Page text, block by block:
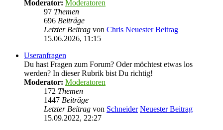
Moderator: Moderatoren
97 Themen
696 Beiträge
Letzter Beitrag von Chris Neuester Beitrag
15.06.2026, 11:15
Useranfragen
Du hast Fragen zum Forum? Oder möchtest etwas los
werden? In dieser Rubrik bist Du richtig!
Moderator: Moderatoren
172 Themen
1447 Beiträge
Letzter Beitrag von Schneider Neuester Beitrag
15.09.2022, 22:27